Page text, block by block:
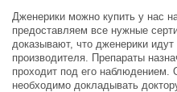
Дженерики можно купить у нас
предоставляем все нужные
доказывают, что дженерики
производителя. Препараты
проходит под его наблюдением.
необходимо докладывать